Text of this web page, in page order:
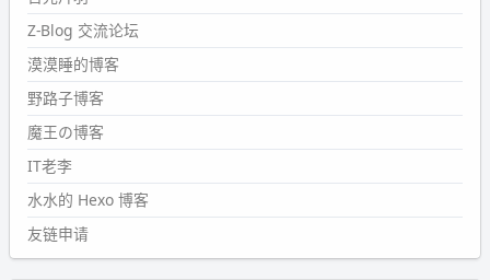
会略窄。。
wdssmq
2024-09-09 19:43:00
#PubWord
表，21 年 11 月底发现 B 站上线了这部，直到前几天才看
完，还是分两次看的。。接下来有五项是 2019 年的，都是
电影 —— 略长的待办列表。。
Z-Blog 交流论坛
漠漠睡的博客
野路子博客
魔王の博客
IT老李
水水的 Hexo 博客
友链申请